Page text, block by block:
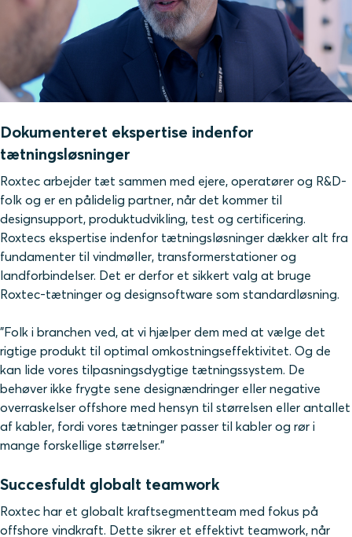
Dokumenteret ekspertise indenfor
tætningsløsninger
Roxtec arbejder tæt sammen med ejere, operatører og R&D-
folk og er en pålidelig partner, når det kommer til
designsupport, produktudvikling, test og certificering.
Roxtecs ekspertise indenfor tætningsløsninger dækker alt fra
fundamenter til vindmøller, transformerstationer og
landforbindelser. Det er derfor et sikkert valg at bruge
Roxtec-tætninger og designsoftware som standardløsning.
"Folk i branchen ved, at vi hjælper dem med at vælge det
rigtige produkt til optimal omkostningseffektivitet. Og de
kan lide vores tilpasningsdygtige tætningssystem. De
behøver ikke frygte sene designændringer eller negative
overraskelser offshore med hensyn til størrelsen eller antallet
af kabler, fordi vores tætninger passer til kabler og rør i
mange forskellige størrelser."
Succesfuldt globalt teamwork
Roxtec har et globalt kraftsegmentteam med fokus på
offshore vindkraft. Dette sikrer et effektivt teamwork, når